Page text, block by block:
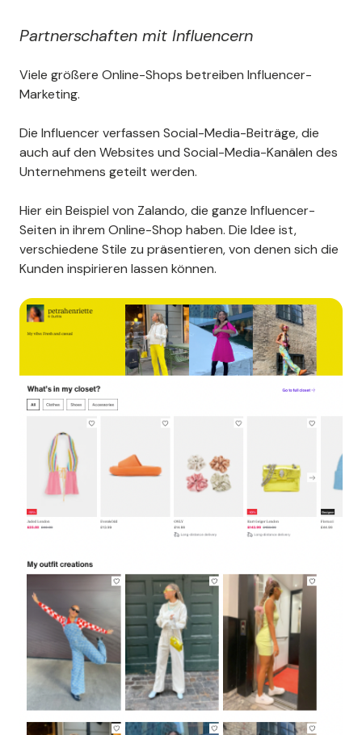
Partnerschaften mit Influencern
Viele größere Online-Shops betreiben Influencer-
Marketing.
Die Influencer verfassen Social-Media-Beiträge, die
auch auf den Websites und Social-Media-Kanälen des
Unternehmens geteilt werden.
Hier ein Beispiel von Zalando, die ganze Influencer-
Seiten in ihrem Online-Shop haben. Die Idee ist,
verschiedene Stile zu präsentieren, von denen sich die
Kunden inspirieren lassen können.